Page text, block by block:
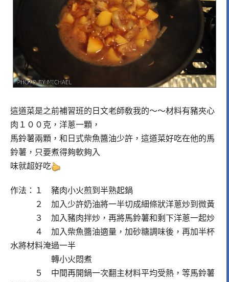
這道菜是之前補習班的日文老師敎我的～～材料有豬夾心
肉１００克，洋蔥一顆，
馬鈴薯兩顆，和日式柴魚醬油少許，這道菜好吃在他的馬
鈴薯，只要煮得夠軟夠入
味就超好吃
作法：１ 豬肉小火煎到半熟起鍋
２ 加入少許奶油將一半切成細條狀洋蔥炒到微黃
３ 加入豬肉拌炒，再將馬鈴薯和剩下洋蔥一起炒
４ 加入柴魚醬油適量，加砂糖調味後，再加半杯
水將材料淹過一半
轉小火悶煮
５ 中間再開鍋一次翻主材料平均受熱，等馬鈴薯